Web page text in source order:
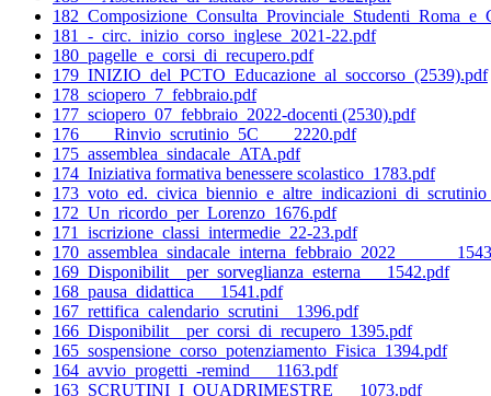
181_-_circ._inizio_corso_inglese_2021-22.pdf
180_pagelle_e_corsi_di_recupero.pdf
179_INIZIO_del_PCTO_Educazione_al_soccorso_(2539).pdf
178_sciopero_7_febbraio.pdf
177_sciopero_07_febbraio_2022-docenti (2530).pdf
176____Rinvio_scrutinio_5C____2220.pdf
175_assemblea_sindacale_ATA.pdf
174_Iniziativa formativa benessere scolastico_1783.pdf
172_Un_ricordo_per_Lorenzo_1676.pdf
171_iscrizione_classi_intermedie_22-23.pdf
169_Disponibilit__per_sorveglianza_esterna___1542.pdf
168_pausa_didattica___1541.pdf
167_rettifica_calendario_scrutini__1396.pdf
166_Disponibilit__per_corsi_di_recupero_1395.pdf
165_sospensione_corso_potenziamento_Fisica_1394.pdf
164_avvio_progetti_-remind___1163.pdf
163_SCRUTINI_I_QUADRIMESTRE___1073.pdf